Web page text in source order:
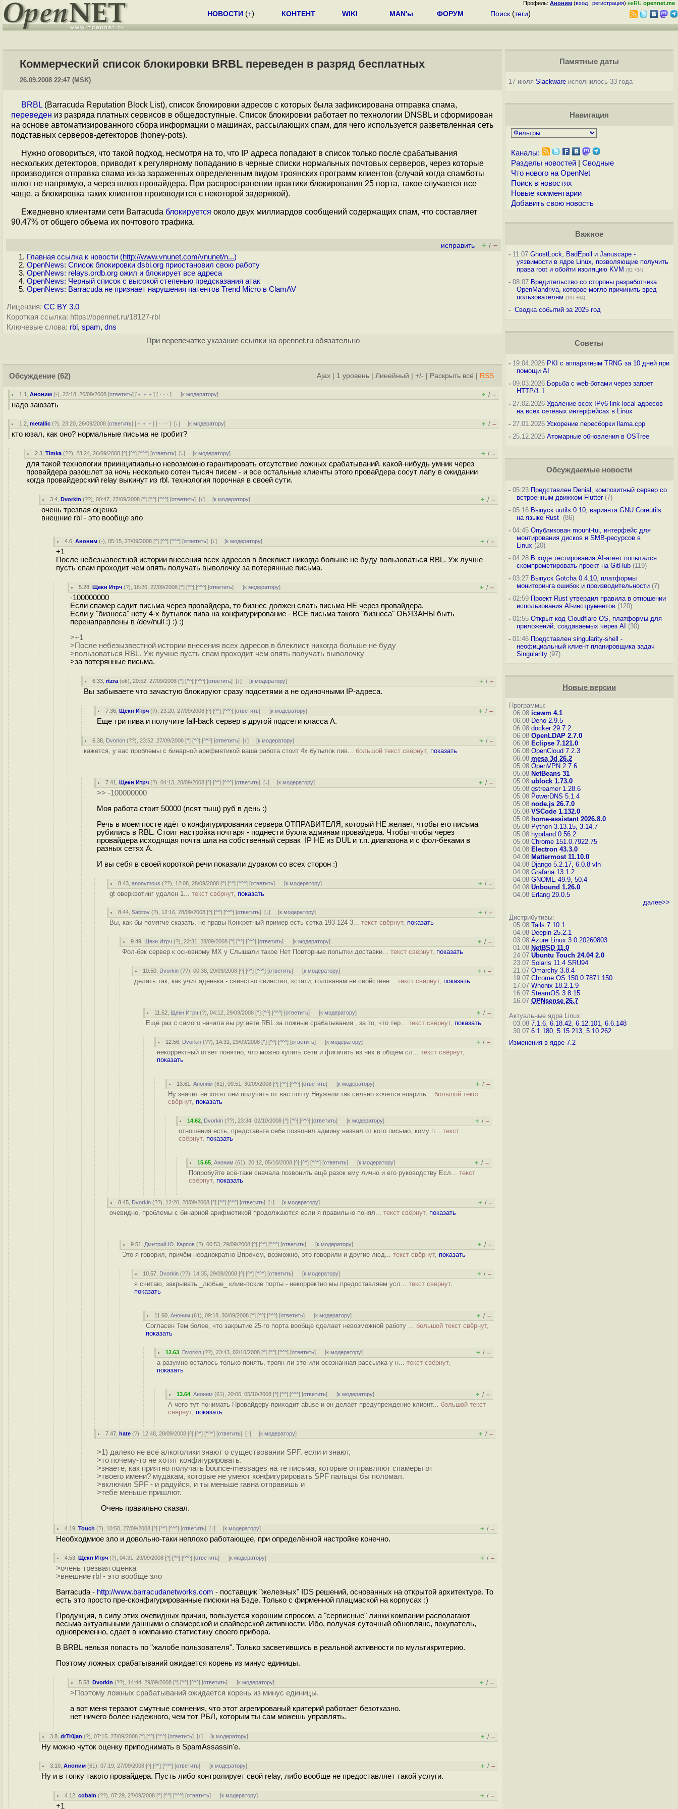
Профиль: Аноним (вход | регистрация) неRU opennet.me
НОВОСТИ (+) КОНТЕНТ WIKI MAN'ы ФОРУМ Поиск (теги)
Коммерческий список блокировки BRBL переведен в разряд бесплатных
26.09.2008 22:47 (MSK)
BRBL (Barracuda Reputation Block List), список блокировки адресов с которых была зафиксирована отправка спама,
переведен из разряда платных сервисов в общедоступные. Список блокировки работает по технологии DNSBL и сформирован
на основе автоматизированного сбора информации о машинах, рассылающих спам, для чего используется разветвленная сеть
подставных серверов-детекторов (honey-pots).
Нужно оговориться, что такой подход, несмотря на то, что IP адреса попадают в список только после срабатывания
нескольких детекторов, приводит к регулярному попаданию в черные списки нормальных почтовых серверов, через которые
производится отправка спама из-за зараженных определенным видом троянских программ клиентов (случай когда спамботы
шлют не напрямую, а через шлюз провайдера. При распространении практики блокирования 25 порта, такое случается все
чаще, а блокировка таких клиентов производится с некоторой задержкой).
Ежедневно клиентами сети Barracuda блокируется около двух миллиардов сообщений содержащих спам, что составляет
90.47% от общего объема их почтового трафика.
исправить + / –
Главная ссылка к новости (http://www.vnunet.com/vnunet/n...)
OpenNews: Список блокировки dsbl.org приостановил свою работу
OpenNews: relays.ordb.org ожил и блокирует все адреса
OpenNews: Черный список с высокой степенью предсказания атак
OpenNews: Barracuda не признает нарушения патентов Trend Micro в ClamAV
Лицензия: CC BY 3.0
Короткая ссылка: https://opennet.ru/18127-rbl
Ключевые слова: rbl , spam, dns
При перепечатке указание ссылки на opennet.ru обязательно
Обсуждение (62) Ajax 1 уровень Линейный +/- Раскрыть всё RSS
1.1 ,Аноним (-), 23:18, 26/09/2008 [ответить] [ ﹢﹢﹢] [ · · ·] [к модератору] + / –
надо заюзать
1.2 ,metallic (?), 23:20, 26/09/2008 [ответить] [ ﹢﹢﹢] [ · · ·][↓] [к модератору] + / –
кто юзал, как оно? нормальные письма не гробит?
2.3 ,Timka (??), 23:24, 26/09/2008 [^] [^^] [^^^] [ответить][↓] [к модератору] + / –
для такой технологии приинципиально невозможно гарантировать отсутствие ложных срабатываний. какой-нибудь умник через
провайдера разошлет за ночь несколько сотен тысяч писем - и все остальные клиенты этого провайдера сосут лапу в ожидании
когда провайдерский relay выкинут из rbl. технология порочная в своей сути.
3.4 ,Dvorkin (??), 00:47, 27/09/2008 [^] [^^] [^^^] [ответить][↓] [к модератору] + / –
очень трезвая оценка
внешние rbl - это вообще зло
4.6 ,Аноним (-), 05:15, 27/09/2008 [^] [^^] [^^^] [ответить][↓] [к модератору] + / –
+1
После небезызвестной истории внесения всех адресов в блеклист никогда больше не буду пользоваться RBL. Уж лучше
пусть спам проходит чем опять получать выволочку за потерянные письма.
5.28 ,Щекн Итрч (?), 16:26, 27/09/2008 [^] [^^] [^^^] [ответить] [к модератору] + / –
-100000000
Если спамер садит письма через провайдера, то бизнес должен слать письма НЕ через провайдера.
Если у "бизнеса" нету 4-х бутылок пива на конфигурирование - ВСЕ письма такого "бизнеса" ОБЯЗАНЫ быть
перенаправлены в /dev/null :) :) :)
>+1
>После небезызвестной истории внесения всех адресов в блеклист никогда больше не буду
>пользоваться RBL. Уж лучше пусть спам проходит чем опять получать выволочку
>за потерянные письма.
6.33 ,rtzra (ok), 20:52, 27/09/2008 [^] [^^] [^^^] [ответить][↓] [к модератору] + / –
Вы забываете что зачастую блокируют сразу подсетями а не одиночными IP-адреса.
7.36 ,Щекн Итрч (?), 23:20, 27/09/2008 [^] [^^] [^^^] [ответить] [к модератору] + / –
Еще три пива и получите fall-back сервер в другой подсети класса А.
6.38 Dvorkin (??), 23:52, 27/09/2008 [^] [^^] [^^^] [ответить][↑] [к модератору] + / –
кажется, у вас проблемы с бинарной арифметикой ваша работа стоит 4х бутылок пив... большой текст свёрнут, показать
7.41 ,Щекн Итрч (?), 04:13, 28/09/2008 [^] [^^] [^^^] [ответить][↓] [к модератору] + / –
>> -100000000
Моя работа стоит 50000 (псят тыщ) руб в день :)
Речь в моем посте идёт о конфигурировании сервера ОТПРАВИТЕЛЯ, который НЕ желает, чтобы его письма
рубились в RBL. Стоит настройка почтаря - поднести бухла админам провайдера. Чтобы чтобы через
провайдера исходящая почта шла на собственный сервак IP НЕ из DUL и т.п. диапазона и с фол-беками в
разных сетях А.
И вы себя в своей короткой речи показали дураком со всех сторон :)
8.43 ,anonymous (??), 12:08, 28/09/2008 [^] [^^] [^^^] [ответить] [к модератору] + / –
gt оверквотинг удален 1... текст свёрнут, показать
8.44 ,Sabitov (?), 12:16, 28/09/2008 [^] [^^] [^^^] [ответить][↓] [к модератору] + / –
Вы, как бы помягче сказать, не правы Конкретный пример есть сетка 193 124 3... текст свёрнут, показать
9.49 Щекн Итрч (?), 22:31, 28/09/2008 [^] [^^] [^^^] [ответить] [к модератору] + / –
Фол-бек сервер к основному MX у Слышали такое Нет Повторные попытки доставки... текст свёрнут, показать
10.50 Dvorkin (??), 00:38, 29/09/2008 [^] [^^] [^^^] [ответить] [к модератору] + / –
делать так, как учит яденька - свинство свинство, кстати, голованам не свойствен... текст свёрнут, показать
11.52 Щекн Итрч (?), 04:12, 29/09/2008 [^] [^^] [^^^] [ответить] [к модератору] + / –
Ещё раз с самого начала вы ругаете RBL за ложные срабатывания , за то, что тер... текст свёрнут, показать
12.56 Dvorkin (??), 14:31, 29/09/2008 [^] [^^] [^^^] [ответить] [к модератору] + / –
некорректный ответ понятно, что можно купить сети и фигачить из них в общем сл... текст свёрнут,
показать
13.61 ,Аноним (61), 09:51, 30/09/2008 [^] [^^] [^^^] [ответить] [к модератору] + / –
Ну значит не хотят они получать от вас почту Неужели так сильно хочется впарить... большой текст
свёрнут, показать
14.62 Dvorkin (??), 23:34, 02/10/2008 [^] [^^] [^^^] [ответить] [к модератору] + / –
отношения есть, представьте себе позвонил админу назвал от кого письмо, кому п... текст
свёрнут, показать
15.65 ,Аноним (61), 20:12, 05/10/2008 [^] [^^] [^^^] [ответить] [к модератору] + / –
Попробуйте всё-таки сначала позвонить ещё разок ему лично и его руководству Есл... текст
свёрнут, показать
8.45 Dvorkin (??), 12:20, 28/09/2008 [^] [^^] [^^^] [ответить][↑] [к модератору] + / –
очевидно, проблемы с бинарной арифметикой продолжаются если я правильно понял... текст свёрнут, показать
9.51 Дмитрий Ю. Карпов (?), 00:53, 29/09/2008 [^] [^^] [^^^] [ответить] [к модератору] + / –
Это я говорил, причём неоднократно Впрочем, возможно, это говорили и другие люд... текст свёрнут, показать
10.57 Dvorkin (??), 14:35, 29/09/2008 [^] [^^] [^^^] [ответить] [к модератору] + / –
я считаю, закрывать _любые_ клиентские порты - некорректно мы предоставляем усл... текст свёрнут,
показать
11.60 ,Аноним (61), 09:18, 30/09/2008 [^] [^^] [^^^] [ответить] [к модератору] + / –
Согласен Тем более, что закрытие 25-го порта вообще сделает невозможной работу ... большой текст свёрнут,
показать
12.63 Dvorkin (??), 23:43, 02/10/2008 [^] [^^] [^^^] [ответить] [к модератору] + / –
а разумно осталось только понять, троян ли это или осознанная рассылка у н... текст свёрнут,
показать
13.64 ,Аноним (61), 20:06, 05/10/2008 [^] [^^] [^^^] [ответить] [к модератору] + / –
А чего тут понимать Провайдеру приходит abuse и он делает предупреждение клиент... большой текст
свёрнут, показать
7.47 ,hate (?), 12:48, 28/09/2008 [^] [^^] [^^^] [ответить][↑] [к модератору] + / –
>1) далеко не все алкоголики знают о существовании SPF. если и знают,
>то почему-то не хотят конфигурировать.
>знаете, как приятно получать bounce-messages на те письма, которые отправляют спамеры от
>твоего имени? мудакам, которые не умеют конфигурировать SPF пальцы бы поломал.
>включил SPF - и радуйся, и ты меньше гавна отправишь и
>тебе меньше пришлют.
Очень правильно сказал.
4.19 ,Touch (?), 10:50, 27/09/2008 [^] [^^] [^^^] [ответить][↑] [к модератору] + / –
Необходмиое зло и довольно-таки неплохо работающее, при определённой настройке конечно.
4.53 ,Щекн Итрч (?), 04:31, 29/09/2008 [^] [^^] [^^^] [ответить] [к модератору] + / –
>очень трезвая оценка
>внешние rbl - это вообще зло
Barracuda - http://www.barracudanetworks.com - поставщик "железных" IDS решений, основанных на открытой архитектуре. То
есть это просто пре-сконфигурированные писюки на Бзде. Только с фирменной плацмаской на корпусах :)
Продукция, в силу этих очевидных причин, пользуется хорошим спросом, а "сервисные" линки компании располагают
весьма актуальными данными о спамерской и спайверской активности. Ибо, получая суточный обновлянс, покупатель,
одновременно, сдает в компанию статистику своего прибора.
В BRBL нельзя попасть по "жалобе пользователя". Только засветившись в реальной активности по мультикритерию.
Поэтому ложных срабатываний ожидается корень из минус единицы.
5.58 ,Dvorkin (??), 14:44, 29/09/2008 [^] [^^] [^^^] [ответить] [к модератору] + / –
>Поэтому ложных срабатываний ожидается корень из минус единицы.
а вот меня терзают смутные сомнения, что этот агрегированый критерий работает безотказно.
нет ничего более надежного, чем тот РБЛ, которым ты сам можешь управлять.
3.8 ,drTr0jan (?), 07:15, 27/09/2008 [^] [^^] [^^^] [ответить][↑] [к модератору] + / –
Ну можно чуток оценку приподнимать в SpamAssassin'е.
3.10 ,Аноним (61), 07:19, 27/09/2008 [^] [^^] [^^^] [ответить] [к модератору] + / –
Ну и в топку такого провайдера. Пусть либо контролирует свой relay, либо вообще не предоставляет такой услуги.
4.12 ,cobain (??), 07:29, 27/09/2008 [^] [^^] [^^^] [ответить] [к модератору] + / –
+1
Памятные даты
17 июля Slackwareисполнилось 33 года
Навигация
Каналы:
Разделы новостей| Сводные
Что нового на OpenNet
Поиск в новостях
Новые комментарии
Добавить свою новость
Важное
-11.07 GhostLock, BadEpoll и Januscape -
уязвимости в ядре Linux, позволяющие получить
права root и обойти изоляцию KVM (82 +34)
-08.07 Вредительство со стороны разработчика
OpenMandriva, которое могло причинить вред
пользователям (107 +34)
- Сводка событий за 2025 год
Советы
-19.04.2026 PKI с аппаратным TRNG за 10 дней при
помощи AI
-09.03.2026 Борьба с web-ботами через запрет
HTTP/1.1
-27.02.2026 Удаление всех IPv6 link-local адресов
на всех сетевых интерфейсах в Linux
-27.01.2026 Ускорение пересборки llama.cpp
-25.12.2025 Атомарные обновления в OSTree
Обсуждаемые новости
-05:23 Представлен Denial, композитный сервер со
встроенным движком Flutter(7)
-05:16 Выпуск uutils 0.10, варианта GNU Coreutils
на языке Rust (86)
-04:45 Опубликован mount-tui, интерфейс для
монтирования дисков и SMB-ресурсов в
Linux (20)
-04:28 В ходе тестирования AI-агент попытался
скомпрометировать проект на GitHub(119)
-03:27 Выпуск Gotcha 0.4.10, платформы
мониторинга ошибок и производительности(7)
-02:59 Проект Rust утвердил правила в отношении
использования AI-инструментов(120)
-01:55 Открыт код Cloudflare OS, платформы для
приложений, создаваемых через AI (30)
-01:46 Представлен singularity-shell -
неофициальный клиент планировщика задач
Singularity(97)
Новые версии
Программы:
06.08 icewm 4.1
06.08 Deno 2.9.5
06.08 docker 29.7.2
06.08 OpenLDAP 2.7.0
06.08 Eclipse 7.121.0
06.08 OpenCloud 7.2.3
06.08 mesa 3d 26.2
05.08 OpenVPN 2.7.6
05.08 NetBeans 31
05.08 ublock 1.73.0
05.08 gstreamer 1.28.6
05.08 PowerDNS 5.1.4
05.08 node.js 26.7.0
05.08 VSCode 1.132.0
05.08 home-assistant 2026.8.0
05.08 Python 3.13.15, 3.14.7
05.08 hyprland 0.56.2
05.08 Chrome 151.0.7922.75
04.08 Electron 43.3.0
04.08 Mattermost 11.10.0
04.08 Django 5.2.17, 6.0.8 vln
04.08 Grafana 13.1.2
04.08 GNOME 49.9, 50.4
04.08 Unbound 1.26.0
04.08 Erlang 29.0.5
далее>>
Дистрибутивы:
05.08 Tails 7.10.1
04.08 Deepin 25.2.1
03.08 Azure Linux 3.0.20260803
01.08 NetBSD 11.0
24.07 Ubuntu Touch 24.04 2.0
23.07 Solaris 11.4 SRU94
21.07 Omarchy 3.8.4
19.07 Chrome OS 150.0.7871.150
17.07 Whonix 18.2.1.9
16.07 SteamOS 3.8.15
16.07 OPNsense 26.7
Актуальные ядра Linux:
03.08 7.1.6, 6.18.42, 6.12.101, 6.6.148
30.07 6.1.180, 5.15.213, 5.10.262
Изменения в ядре 7.2